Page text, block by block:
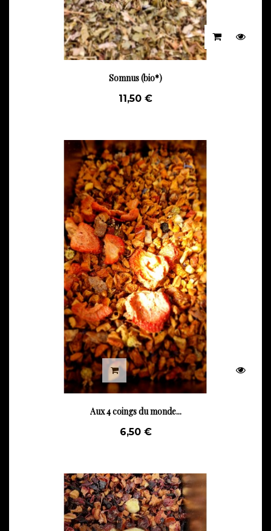
Somnus (bio*)
11,50 €
Aux 4 coings du monde...
6,50 €